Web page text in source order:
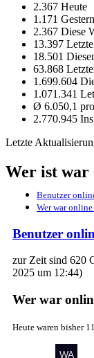
2.367 Heute
1.171 Gestern
2.367 Diese
13.397
18.501
63.868
1.699.604
1.071.341
Ø 6.050,1
2.770.945
Letzte
Wer ist war
Benutzer
Wer war online
Benutzer
zur Zeit sind 620
2025 um 12:44)
Wer war
Heute waren bisher